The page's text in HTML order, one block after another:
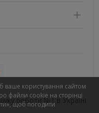
роботи №1 в Україні
користування сайтом
файли cookie на сторінці
щоб погодити